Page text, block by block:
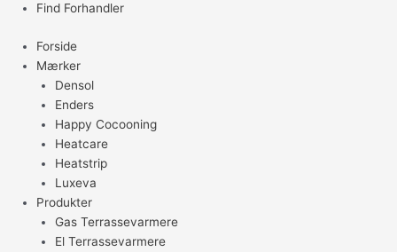
Find Forhandler
Forside
Mærker
Densol
Enders
Happy Cocooning
Heatcare
Heatstrip
Luxeva
Produkter
Gas Terrassevarmere
El Terrassevarmere